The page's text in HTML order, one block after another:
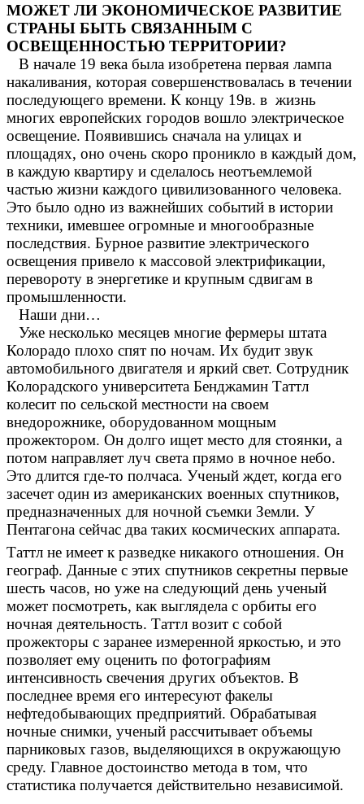
МОЖЕТ ЛИ ЭКОНОМИЧЕСКОЕ РАЗВИТИЕ
СТРАНЫ БЫТЬ СВЯЗАННЫМ С
ОСВЕЩЕННОСТЬЮ ТЕРРИТОРИИ?
В начале 19 века была изобретена первая лампа
накаливания, которая совершенствовалась в течении
последующего времени. К концу 19в. в жизнь
многих европейских городов вошло электрическое
освещение. Появившись сначала на улицах и
площадях, оно очень скоро проникло в каждый дом,
в каждую квартиру и сделалось неотъемлемой
частью жизни каждого цивилизованного человека.
Это было одно из важнейших событий в истории
техники, имевшее огромные и многообразные
последствия. Бурное развитие электрического
освещения привело к массовой электрификации,
перевороту в энергетике и крупным сдвигам в
промышленности.
Наши дни…
Уже несколько месяцев многие фермеры штата
Колорадо плохо спят по ночам. Их будит звук
автомобильного двигателя и яркий свет. Сотрудник
Колорадского университета Бенджамин Таттл
колесит по сельской местности на своем
внедорожнике, оборудованном мощным
прожектором. Он долго ищет место для стоянки, а
потом направляет луч света прямо в ночное небо.
Это длится где-то полчаса. Ученый ждет, когда его
засечет один из американских военных спутников,
предназначенных для ночной съемки Земли. У
Пентагона сейчас два таких космических аппарата.
Таттл не имеет к разведке никакого отношения. Он
географ. Данные с этих спутников секретны первые
шесть часов, но уже на следующий день ученый
может посмотреть, как выглядела с орбиты его
ночная деятельность. Таттл возит с собой
прожекторы с заранее измеренной яркостью, и это
позволяет ему оценить по фотографиям
интенсивность свечения других объектов. В
последнее время его интересуют факелы
нефтедобывающих предприятий. Обрабатывая
ночные снимки, ученый рассчитывает объемы
парниковых газов, выделяющихся в окружающую
среду. Главное достоинство метода в том, что
статистика получается действительно независимой.